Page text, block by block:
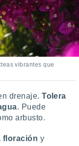
vibrantes que
drenaje.Tolera
. Puede
arbusto.
floración y